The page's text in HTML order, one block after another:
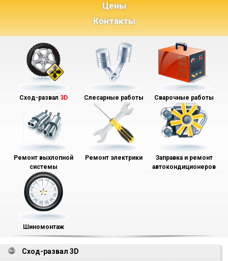
Цены
Контакты
Сход-развал 3D Слесарные работы Сварочные работы
Ремонт выхлопной
системы
Ремонт электрики
Заправка и ремонт
автокондиционеров
Шиномонтаж
Сход-развал 3D